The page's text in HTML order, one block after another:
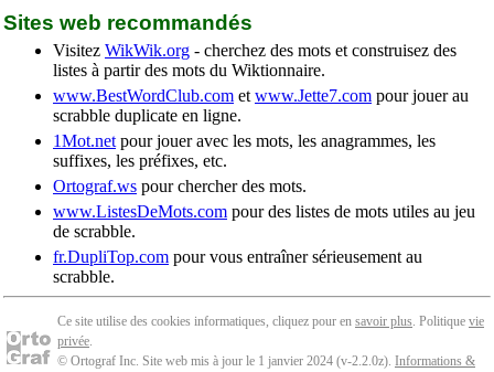
Sites web recommandés
Visitez WikWik.org - cherchez des mots et construisez des
listes à partir des mots du Wiktionnaire.
www.BestWordClub.com et www.Jette7.com pour jouer au
scrabble duplicate en ligne.
1Mot.net pour jouer avec les mots, les anagrammes, les
suffixes, les préfixes, etc.
Ortograf.ws pour chercher des mots.
www.ListesDeMots.com pour des listes de mots utiles au jeu
de scrabble.
fr.DupliTop.com pour vous entraîner sérieusement au
scrabble.
Ce site utilise des cookies informatiques, cliquez pour en savoir plus. Politique vie
privée.
© Ortograf Inc. Site web mis à jour le 1 janvier 2024 (v-2.2.0z). Informations &